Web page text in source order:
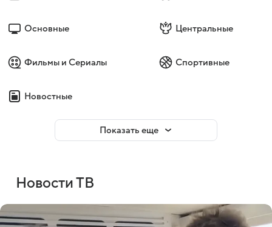
Основные Центральные
Фильмы и Сериалы Спортивные
Новостные
Показать еще
Новости ТВ